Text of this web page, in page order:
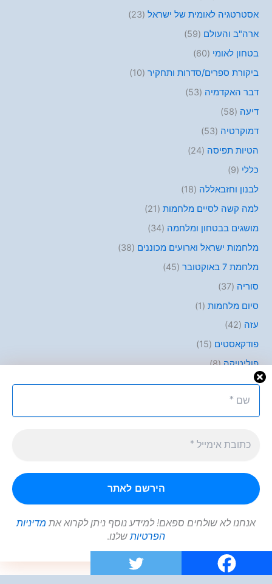
אנחנו לא שולחים ספאם! למידע נוסף ניתן לקרוא את מדיניות
הפרטיותשלנו.
אסטרטגיה לאומית של ישראל (23)
ארה"ב והעולם (59)
בטחון לאומי (60)
ביקורת ספרים/סדרות ותחקיר (10)
דבר האקדמיה (53)
דיעה (58)
דמוקרטיה (53)
הטיות תפיסה (24)
כללי (9)
לבנון וחזבאללה (18)
למה קשה לסיים מלחמות (21)
מושגים בבטחון ומלחמה (34)
מלחמות ישראל וארועים מכוננים (38)
מלחמת 7 באוקטובר
(45)
סוריה (37)
סיום מלחמות (1)
עזה (42)
פודקאסטים (15)
פוליטיקה(8)
פלסטינים(10)
קבלת החלטות
רוסיה(30)
Copyright © 2026 | Powered byAstra WordPress Theme